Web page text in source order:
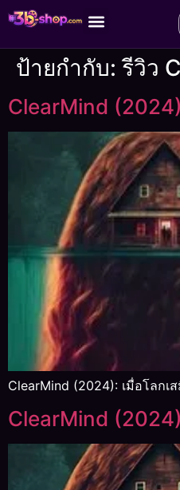
ป้ายกำกับ:รีวิว
ClearMind (2024)
ClearMind (2024): เมื่อโลกเ
ClearMind (2024)